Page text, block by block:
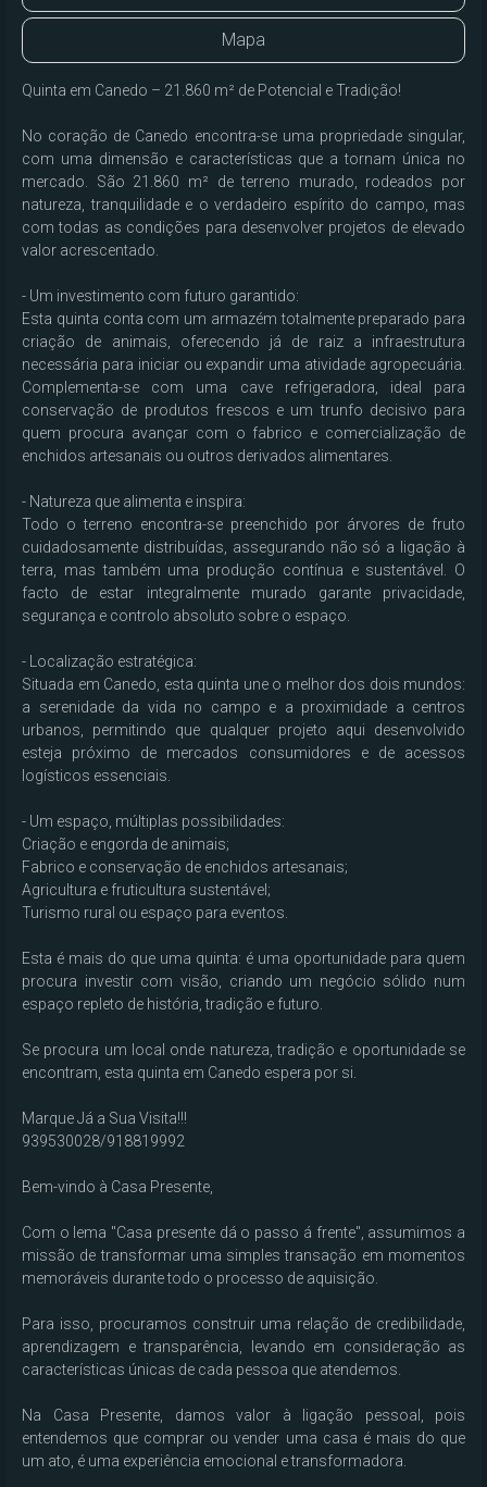
Mapa
Quinta em Canedo – 21.860 m² de Potencial e Tradição!
No coração de Canedo encontra-se uma propriedade singular,
com uma dimensão e características que a tornam única no
mercado. São 21.860 m² de terreno murado, rodeados por
natureza, tranquilidade e o verdadeiro espírito do campo, mas
com todas as condições para desenvolver projetos de elevado
valor acrescentado.
- Um investimento com futuro garantido:
Esta quinta conta com um armazém totalmente preparado para
criação de animais, oferecendo já de raiz a infraestrutura
necessária para iniciar ou expandir uma atividade agropecuária.
Complementa-se com uma cave refrigeradora, ideal para
conservação de produtos frescos e um trunfo decisivo para
quem procura avançar com o fabrico e comercialização de
enchidos artesanais ou outros derivados alimentares.
- Natureza que alimenta e inspira:
Todo o terreno encontra-se preenchido por árvores de fruto
cuidadosamente distribuídas, assegurando não só a ligação à
terra, mas também uma produção contínua e sustentável. O
facto de estar integralmente murado garante privacidade,
segurança e controlo absoluto sobre o espaço.
- Localização estratégica:
Situada em Canedo, esta quinta une o melhor dos dois mundos:
a serenidade da vida no campo e a proximidade a centros
urbanos, permitindo que qualquer projeto aqui desenvolvido
esteja próximo de mercados consumidores e de acessos
logísticos essenciais.
- Um espaço, múltiplas possibilidades:
Criação e engorda de animais;
Fabrico e conservação de enchidos artesanais;
Agricultura e fruticultura sustentável;
Turismo rural ou espaço para eventos.
Esta é mais do que uma quinta: é uma oportunidade para quem
procura investir com visão, criando um negócio sólido num
espaço repleto de história, tradição e futuro.
Se procura um local onde natureza, tradição e oportunidade se
encontram, esta quinta em Canedo espera por si.
Marque Já a Sua Visita!!!
939530028/918819992
Bem-vindo à Casa Presente,
Com o lema "Casa presente dá o passo á frente", assumimos a
missão de transformar uma simples transação em momentos
memoráveis durante todo o processo de aquisição.
Para isso, procuramos construir uma relação de credibilidade,
aprendizagem e transparência, levando em consideração as
características únicas de cada pessoa que atendemos.
Na Casa Presente, damos valor à ligação pessoal, pois
entendemos que comprar ou vender uma casa é mais do que
um ato, é uma experiência emocional e transformadora.